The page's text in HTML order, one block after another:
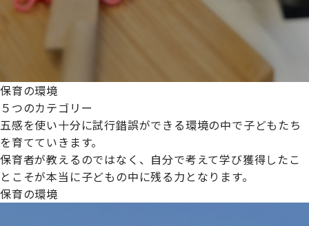
保育の環境
５つのカテゴリー
五感を使い十分に試行錯誤ができる環境の中で子どもたち
を育てていきます。
保育者が教えるのではなく、自分で考えて学び獲得したこ
とこそが本当に子どもの中に残る力となります。
保育の環境